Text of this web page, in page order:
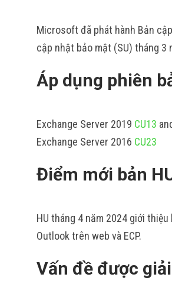
Microsoft đã phát hành Bản
cập nhật bảo mật (SU) tháng 3
Áp dụng phiên
Exchange Server 2019 CU13
Exchange Server 2016 CU23
Điểm mới bản
HU tháng 4 năm 2024 giới
Outlook trên web và ECP.
Vấn đề được